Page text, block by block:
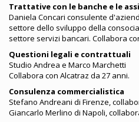
Trattative con le banche e le
Daniela Concari consulente
settore dello sviluppo della
settore servizi bancari. Collabora
Questioni legali e contrattuali
Studio Andrea e Marco Marchetti
Collabora con Alcatraz da 27 anni.
Consulenza commercialistica
Stefano Andreani di Firenze,
Giancarlo Merlino di Napoli,